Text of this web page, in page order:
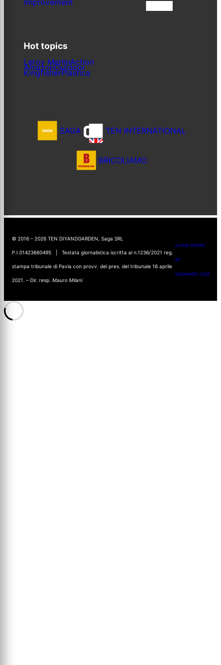
Improvement
Hot topics
Leroy MerlinAction
AmazonOutdoor
KingfisherPlastica
SAGA TEN INTERNATIONAL
BRICOLIAMO
© 2016 – 2026 TEN DIYANDGARDEN, Saga SRL
P.I.01423660495 | Testata giornalistica iscritta al n.1236/2021 reg.
stampa tribunale di Pavia con provv. del pres. del tribunale 16 aprile
2021. – Dir. resp. Mauro Milani
UI AND DESIGN
BY
GIUDANSKY.COM